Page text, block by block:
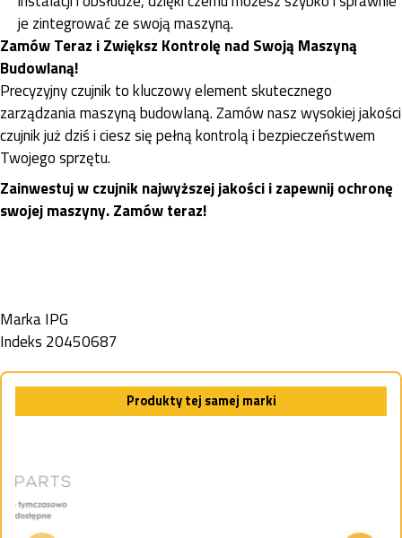
je zintegrować ze swoją maszyną.
Zamów Teraz i Zwiększ Kontrolę nad Swoją Maszyną
Budowlaną!
Precyzyjny czujnik to kluczowy element skutecznego
zarządzania maszyną budowlaną. Zamów nasz wysokiej jakości
czujnik już dziś i ciesz się pełną kontrolą i bezpieczeństwem
Twojego sprzętu.
Zainwestuj w czujnik najwyższej jakości i zapewnij ochronę
swojej maszyny. Zamów teraz!
MarkaIPG
Indeks 20450687
Produkty tej samej marki